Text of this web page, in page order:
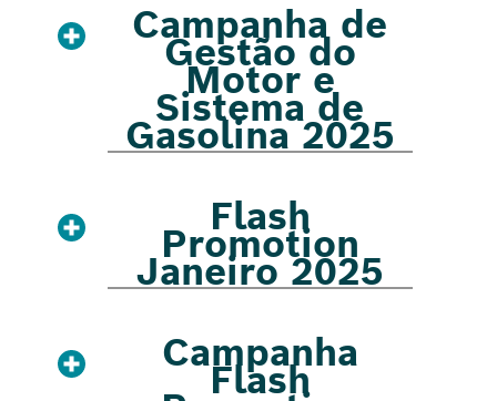
Campanha de
Gestão do
Motor e
Sistema de
Gasolina 2025
Flash
Promotion
Janeiro 2025
Campanha
Flash